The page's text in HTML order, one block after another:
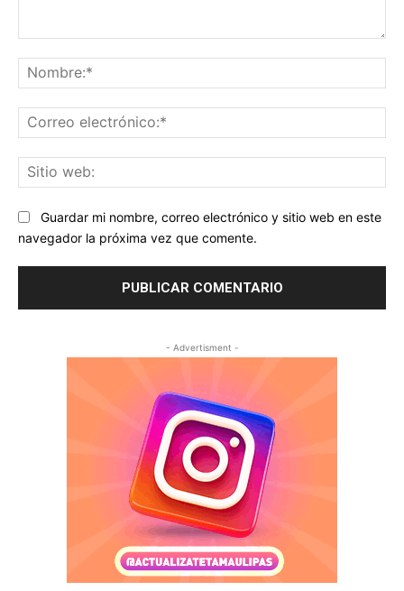
Guardar mi nombre, correo electrónico y sitio web en este
navegador la próxima vez que comente.
- Advertisment -